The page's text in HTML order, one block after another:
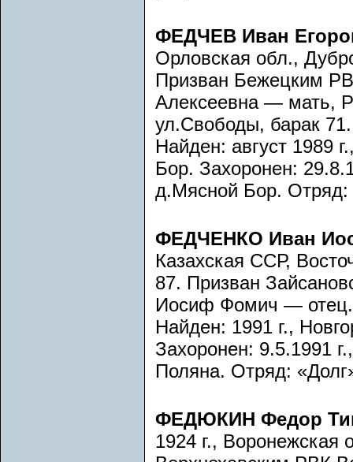
ФЕДЧЕВ Иван
Орловская обл.,
Призван Бежецким
Алексеевна — мать,
ул.Свободы, барак 71.
Найден: август 1989
Бор. Захоронен:
д.Мясной Бор. Отряд:
ФЕДЧЕНКО Иван
Казахская ССР,
87. Призван
Иосиф Фомич — отец.
Найден: 1991 г.,
Захоронен: 9.5.1991
Поляна. Отряд:
ФЕДЮКИН Федор
1924 г., Воронежская